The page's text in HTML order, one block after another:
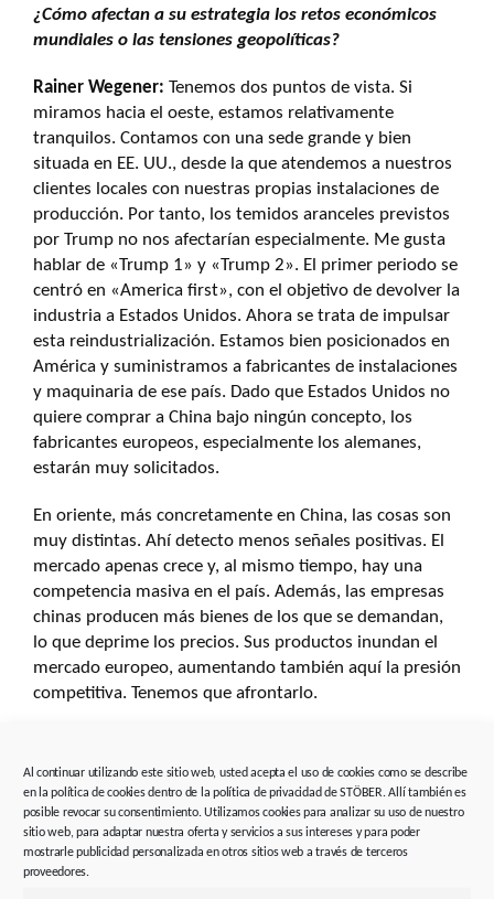
Al continuar utilizando este sitio web, usted acepta el uso de cookies como se describe
en la política de cookies dentro de la política de privacidad de STÖBER. Allí también es
posible revocar su consentimiento. Utilizamos cookies para analizar su uso de nuestro
sitio web, para adaptar nuestra oferta y servicios a sus intereses y para poder
mostrarle publicidad personalizada en otros sitios web a través de terceros
proveedores.
¿Cómo afectan a su estrategia los retos económicos
mundiales o las tensiones geopolíticas?
Rainer Wegener: Tenemos dos puntos de vista. Si
miramos hacia el oeste, estamos relativamente
tranquilos. Contamos con una sede grande y bien
situada en EE. UU., desde la que atendemos a nuestros
clientes locales con nuestras propias instalaciones de
producción. Por tanto, los temidos aranceles previstos
por Trump no nos afectarían especialmente. Me gusta
hablar de «Trump 1» y «Trump 2». El primer periodo se
centró en «America first», con el objetivo de devolver la
industria a Estados Unidos. Ahora se trata de impulsar
esta reindustrialización. Estamos bien posicionados en
América y suministramos a fabricantes de instalaciones
y maquinaria de ese país. Dado que Estados Unidos no
quiere comprar a China bajo ningún concepto, los
fabricantes europeos, especialmente los alemanes,
estarán muy solicitados.
En oriente, más concretamente en China, las cosas son
muy distintas. Ahí detecto menos señales positivas. El
mercado apenas crece y, al mismo tiempo, hay una
competencia masiva en el país. Además, las empresas
chinas producen más bienes de los que se demandan,
lo que deprime los precios. Sus productos inundan el
mercado europeo, aumentando también aquí la presión
competitiva. Tenemos que afrontarlo.
demandas de los clientes?
Rainer Wegener:Las exigencias tecnológicas son cada
vez mayores. Para desmarcarse de sus competidores
asiáticos, muchos fabricantes de maquinaria están